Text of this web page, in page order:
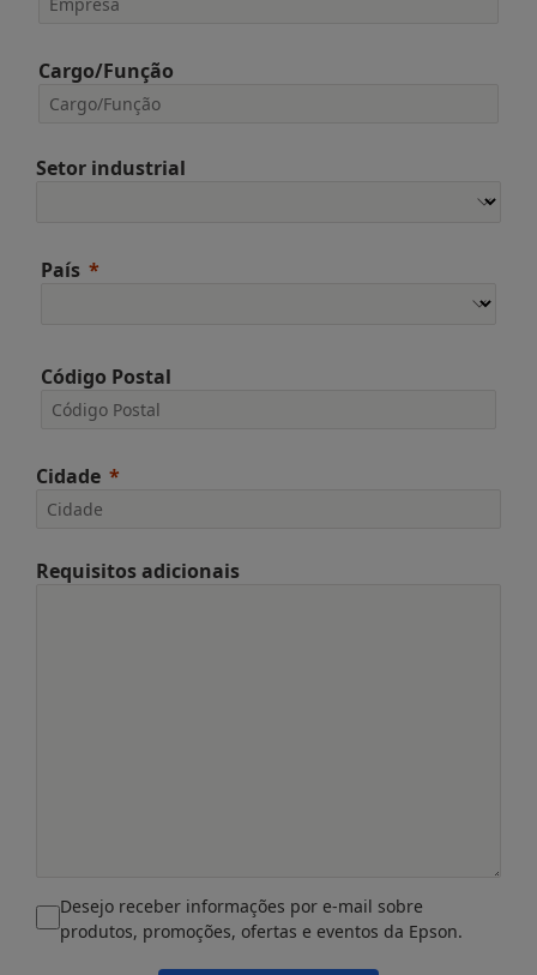
Cargo/Função
Setor industrial
País
Código Postal
Cidade
Requisitos adicionais
Desejo receber informações por e-mail sobre
produtos, promoções, ofertas e eventos da Epson.